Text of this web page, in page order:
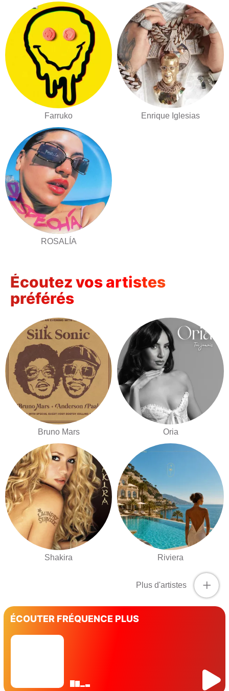
Farruko Enrique Iglesias
ROSALÍA
Écoutez vos artistes
préférés
Bruno Mars Oria
Shakira Riviera
+
Plus d'artistes
ÉCOUTER FRÉQUENCE PLUS